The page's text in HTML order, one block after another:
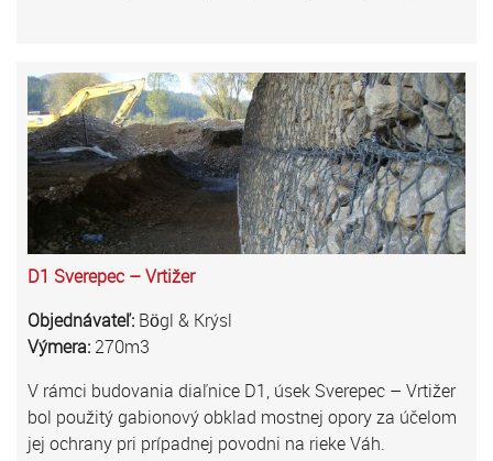
D1 Sverepec – Vrtižer
Objednávateľ: Bögl & Krýsl
Výmera: 270m3
V rámci budovania diaľnice D1, úsek Sverepec – Vrtižer
bol použitý gabionový obklad mostnej opory za účelom
jej ochrany pri prípadnej povodni na rieke Váh.